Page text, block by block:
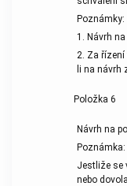
Poznámky:
1. Návrh
2. Za řízení
li na návrh
Položka 6
Návrh na
Poznámka:
Jestliže se
nebo